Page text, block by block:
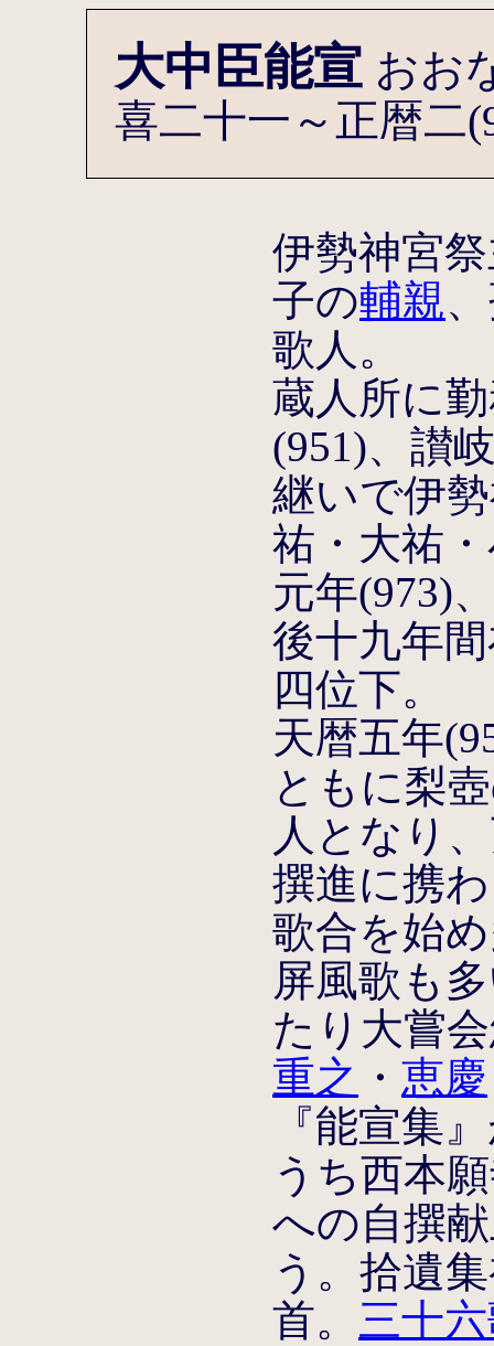
大中臣能宣 おお
喜二十一～正暦二
伊勢神宮
子の輔親
歌人。
蔵人所に
(951)、讃
継いで伊
祐・大祐
元年(973)
後十九年
四位下。
天暦五年
ともに梨
人となり
撰進に携
歌合を始
屏風歌も
たり大嘗
重之 ・恵慶
『能宣集
うち西本
への自撰
う。拾遺
首。 三十